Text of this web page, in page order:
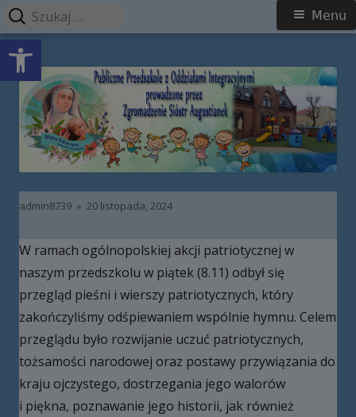
Open toolbar
Przeskocz
treści
Publiczne Przedszkole z Oddziałami
Integracyjnymi prowadzone przez
Zgromadzenie Sióstr Augustianek
Menu
główne
Menu
Autor
admin8739 Opublikowano
20 listopada, 2024
W ramach ogólnopolskiej akcji patriotycznej w
naszym przedszkolu w piątek (8.11) odbył się
przegląd pieśni i wierszy patriotycznych, który
zakończyliśmy odśpiewaniem wspólnie hymnu. Celem
przeglądu było rozwijanie uczuć patriotycznych,
tożsamości narodowej oraz postawy przywiązania do
kraju ojczystego, dostrzegania jego walorów
i piękna, poznawanie jego historii, jak również